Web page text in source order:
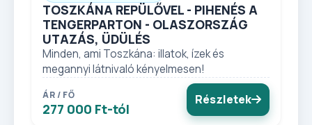
TOSZKÁNA REPÜLŐVEL - PIHENÉS A
TENGERPARTON - OLASZORSZÁG
UTAZÁS, ÜDÜLÉS
Minden, ami Toszkána: illatok, ízek és
megannyi látnivaló kényelmesen!
ÁR / FŐ
277 000 Ft-tól
Részletek